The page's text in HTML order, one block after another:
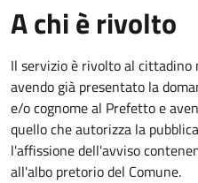
A chi è rivolto
Il servizio è rivolto al cittadino
avendo già presentato la
e/o cognome al Prefetto e
quello che autorizza la
l'affissione dell'avviso
all'albo pretorio del Comune.